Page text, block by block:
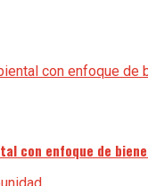
con enfoque de